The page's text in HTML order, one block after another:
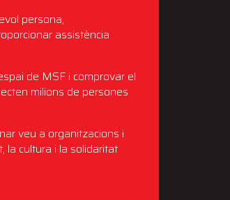
persona,
assistència
de MSF i comprovar el
milions de persones
veu a organitzacions i
la cultura i la solidaritat